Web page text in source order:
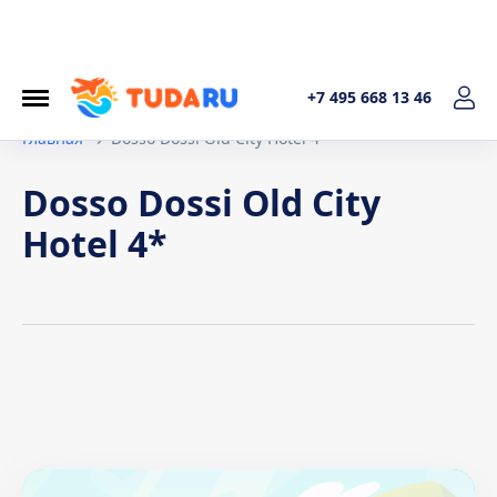
+7 495 668 13 46
Главная
Dosso Dossi Old City Hotel 4*
Dosso Dossi Old City
Hotel 4*
безопасности персональных данных, предпринимаемые